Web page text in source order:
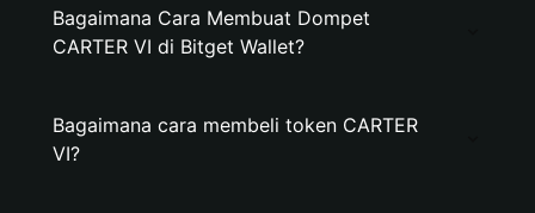
Bagaimana Cara Membuat Dompet
CARTER VI di Bitget Wallet?
Bagaimana cara membeli token CARTER
VI?